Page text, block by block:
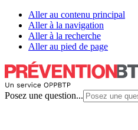
Aller au contenu principal
Aller à la navigation
Aller à la recherche
Aller au pied de page
Posez une question...